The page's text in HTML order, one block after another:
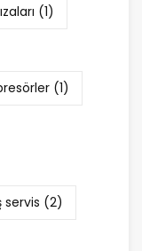
(1)
(1)
servis (2)